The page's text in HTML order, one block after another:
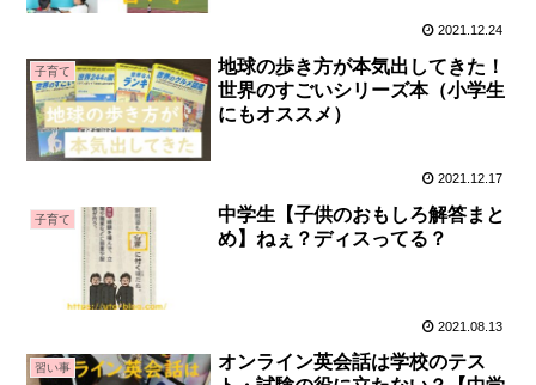
2021.12.24
子育て
地球の歩き方が本気出してきた！
世界のすごいシリーズ本（小学生
にもオススメ）
2021.12.17
子育て
中学生【子供のおもしろ解答まと
め】ねぇ？ディスってる？
2021.08.13
習い事
オンライン英会話は学校のテス